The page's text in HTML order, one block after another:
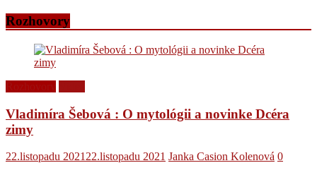
Rozhovory
Vladimíra Šebová : O mytológii a novinke Dcéra
zimy
22.listopadu 2021 22.listopadu 2021 Janka Casion Kolenová 0